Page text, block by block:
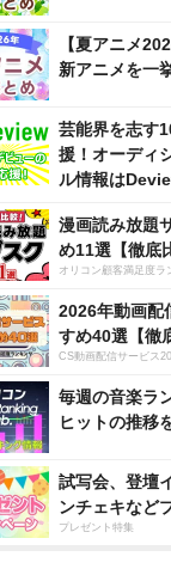
【夏アニメ
新アニメを一
芸能界を志す
援！オーディ
ル情報は
漫画読み放題
め11選【徹底
オリコン顧客満足度ラ
2026年動画配
すめ40選【徹
CS動画配信サービス
毎週の音楽ラ
ヒットの推移
試写会、登壇
ンチェキなど
プレゼント特集